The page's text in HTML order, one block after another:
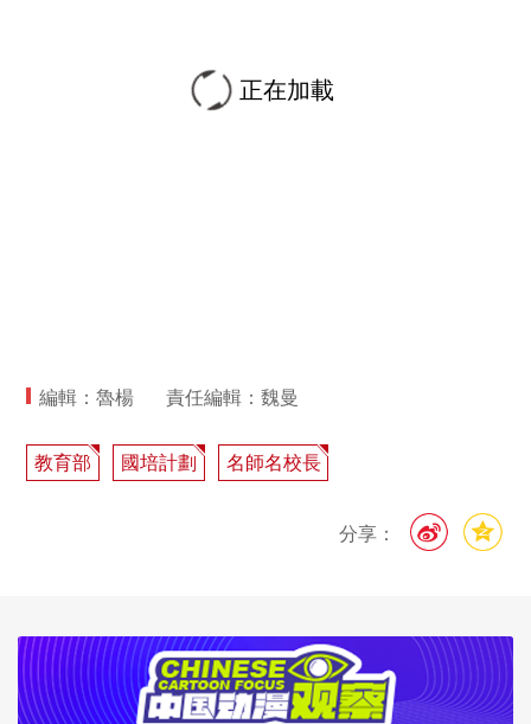
正在加載
編輯：魯楊 責任編輯：魏曼
教育部 國培計劃 名師名校長
分享：